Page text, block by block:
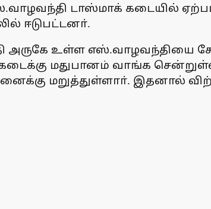
டாஸ்மாக் கடையில்
ஈடுபட்டனா்.
அருகே உள்ள எஸ்.வாழவந்தியை
மதுபானம் வாங்க
மறுத்துள்ளாா். இதனால்